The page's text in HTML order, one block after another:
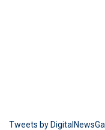
Tweets by DigitalNewsGa